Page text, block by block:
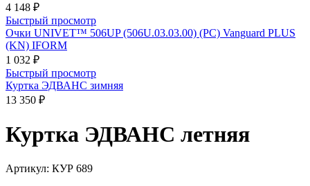
4 148 ₽
Быстрый просмотр
Очки UNIVET™ 506UP (506U.03.03.00) (РС) Vanguard PLUS
(KN) IFORM
1 032 ₽
Быстрый просмотр
Куртка ЭДВАНС зимняя
13 350 ₽
Куртка ЭДВАНС летняя
Артикул: КУР 689